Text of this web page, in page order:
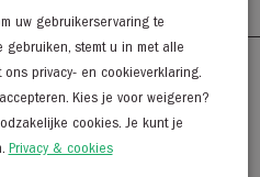
48
930
uw gebruikerservaring te
gebruiken, stemt u in met alle
privacy- en cookieverklaring.
Kies je voor weigeren?
cookies. Je kunt je
Privacy & cookies